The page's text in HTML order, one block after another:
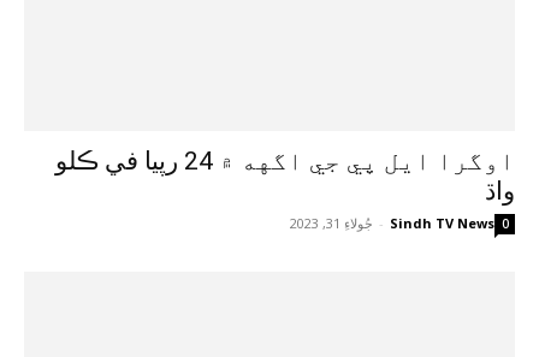
اوگرا ايل پي جي اگهه ۾ 24 رپيا في ڪلو
واڌ
Sindh TV News
- جُولاءِ 31, 2023 0